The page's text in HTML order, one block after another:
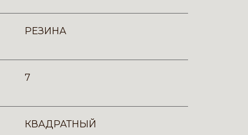
РЕЗИНА
7
КВАДРАТНЫЙ